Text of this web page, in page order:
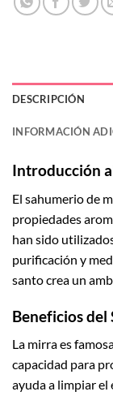
DESCRIPCIÓN
INFORMACIÓN
Introducción
El sahumerio de
propiedades
han sido
purificación y
santo crea un
Beneficios
La mirra es
capacidad para
ayuda a limpiar el